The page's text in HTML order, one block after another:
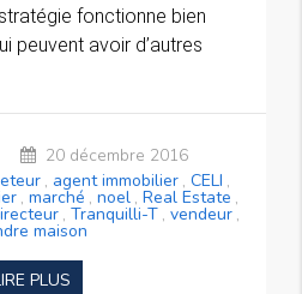
fonctionne bien
peuvent avoir d’autres
20 décembre 2016
, agent immobilier , CELI ,
, marché , noel , Real Estate ,
, Tranquilli-T , vendeur ,
maison
PLUS